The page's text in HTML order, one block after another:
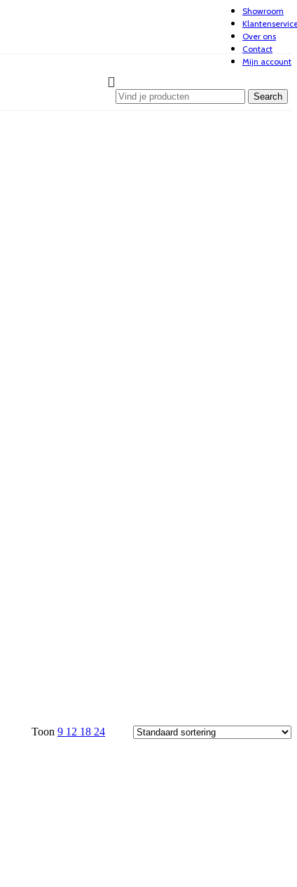
Showroom
Over ons
Contact
Mijn account
Search
Toon 9 12 18 24